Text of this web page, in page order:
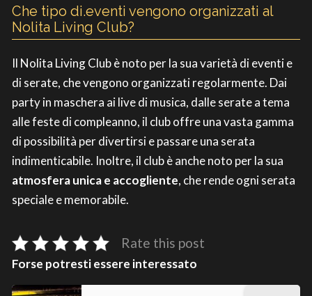
Che tipo di.eventi vengono organizzati al
Nolita Living Club?
Il Nolita Living Club è noto per la sua varietà di eventi e
di serate, che vengono organizzati regolarmente. Dai
party in maschera ai live di musica, dalle serate a tema
alle feste di compleanno, il club offre una vasta gamma
di possibilità per divertirsi e passare una serata
indimenticabile. Inoltre, il club è anche noto per la sua
atmosfera unica e accogliente, che rende ogni serata
speciale e memorabile.
Rate this post
Forse potresti essere interessato